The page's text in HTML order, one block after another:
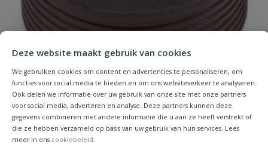
Deze website maakt gebruik van cookies
We gebruiken cookies om content en advertenties te personaliseren, om
functies voor social media te bieden en om ons websiteverkeer te analyseren.
Ook delen we informatie over uw gebruik van onze site met onze partners
voor social media, adverteren en analyse. Deze partners kunnen deze
gegevens combineren met andere informatie die u aan ze heeft verstrekt of
die ze hebben verzameld op basis van uw gebruik van hun services. Lees
meer in ons cookiebeleid.
Samenvatting
Beoordeling
Beoordeling versturen
Rubberen overgangsstuk
Aansluiting: inwendig lijm | Diameter: 32 t/m 75 mm | Kleur:
grijs | Keurmerk: KOMO